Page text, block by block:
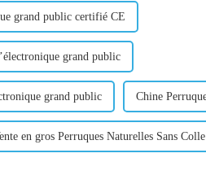
grand public certifié CE
grand public
grand public Chine
en gros Perruques Naturelles Sans Colle